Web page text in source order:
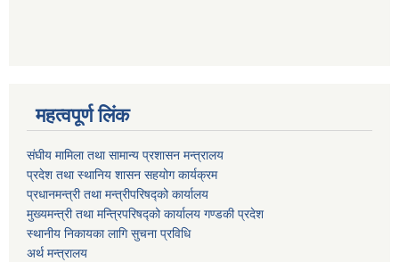
महत्वपूर्ण लिंक
संघीय मामिला तथा सामान्य प्रशासन मन्त्रालय
प्रदेश तथा स्थानिय शासन सहयोग कार्यक्रम
प्रधानमन्त्री तथा मन्त्रीपरिषद्को कार्यालय
मुख्यमन्त्री तथा मन्त्रिपरिषद्को कार्यालय गण्डकी प्रदेश
स्थानीय निकायका लागि सुचना प्रविधि
अर्थ मन्त्रालय